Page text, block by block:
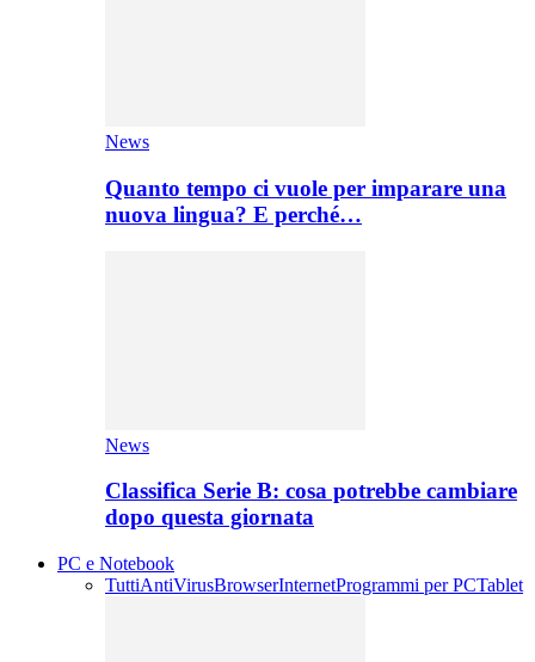
News
Quanto tempo ci vuole per imparare una
nuova lingua? E perché…
News
Classifica Serie B: cosa potrebbe cambiare
dopo questa giornata
PC e Notebook
TuttiAntiVirusBrowserInternetProgrammi per PCTablet